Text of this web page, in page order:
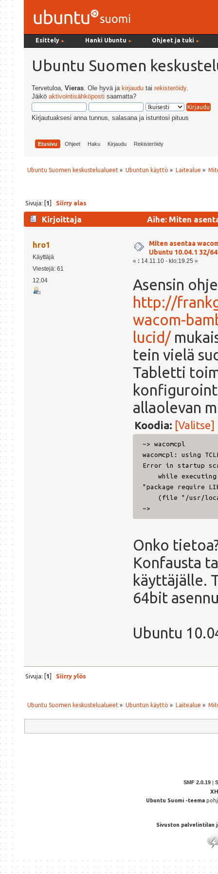
Esittely ► Hanki Ubuntu ► Ohjeet ja tuki ►
Ubuntu Suomen
Tervetuloa,Vieras . Ole hyvä ja kirjaudu tairekisteröidy.
Jäiköaktivointisähköposti saamatta?
Kirjautuaksesi anna tunnus, salasana ja istuntosi pituus
Etusivu Ohjeet Haku Kirjaudu Rekisteröidy
Ubuntu Suomen keskustelualueet » Ubuntun käyttö » Laitealue »
Sivuja: [1] Siirry alas
Kirjoittaja
Aihe: Miten
hro1
Käyttäjä
Viestejä: 61
12.04
Miten asentaa
Ubuntu 10.04.1 32/
« : 14.11.10 - klo:19.25 »
Asensin
http://
wacom-
lucid/
tein vielä
Tabletti
allaolevan
Koodia: [Valitse]
~> wacomcpl
wacomcpl: using
Error in startup
while executing
"package require
(file "/usr/local/
~>
Onko
Konfausta
käyttäjälle.
64bit
Ubuntu
Sivuja: [1] Siirry ylös
Ubuntu Suomen keskustelualueet » Ubuntun käyttö » Laitealue »
SMF 2.0.19 |
Ubuntu Suomi -teema
Sivuston palvelintilan